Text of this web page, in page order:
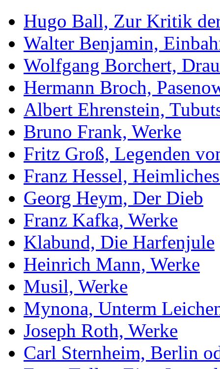
Hugo Ball, Zur Kritik
Walter Benjamin,
Wolfgang Borchert,
Hermann Broch,
Albert Ehrenstein,
Bruno Frank, Werke
Fritz Groß, Legenden
Franz Hessel,
Georg Heym, Der Dieb
Franz Kafka, Werke
Klabund, Die Harfenjule
Heinrich Mann, Werke
Musil, Werke
Mynona, Unterm
Joseph Roth, Werke
Carl Sternheim, Berlin